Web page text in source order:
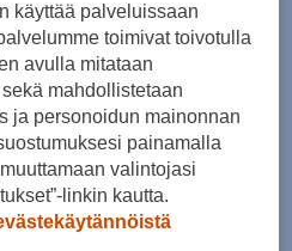
ulkoillessa
käyttää palveluissaan
toimivat toivotulla
avulla mitataan
mahdollistetaan
ja personoidun mainonnan
painamalla
valintojasi
linkin kautta.